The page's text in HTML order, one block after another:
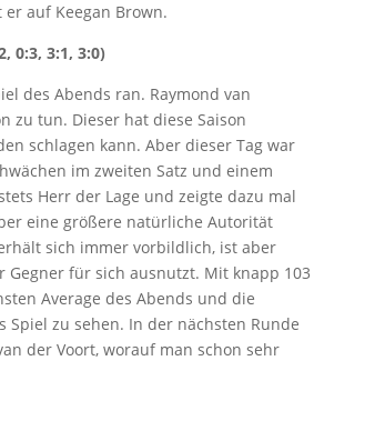
auf Keegan Brown.
0:3, 3:1, 3:0)
des Abends ran. Raymond van
zu tun. Dieser hat diese Saison
schlagen kann. Aber dieser Tag war
im zweiten Satz und einem
Herr der Lage und zeigte dazu mal
eine größere natürliche Autorität
sich immer vorbildlich, ist aber
für sich ausnutzt. Mit knapp 103
Average des Abends und die
Spiel zu sehen. In der nächsten Runde
der Voort, worauf man schon sehr